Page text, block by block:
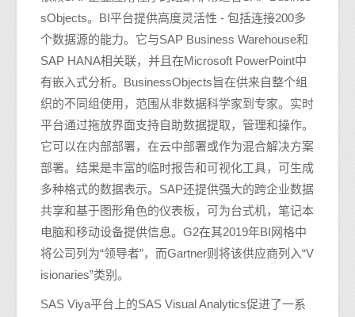
sObjects。BI平台提供高度灵活性 - 包括连接200多
个数据源的能力。它与SAP Business Warehouse和
SAP HANA相关联，并且在Microsoft PowerPoint中
有嵌入式分析。BusinessObjects旨在供来自整个组
织的不同组使用，范围从非数据科学家到专家。实时
平台通过拖放界面支持自助数据提取，管理和操作。
它可以在内部部署，在云中部署或作为混合解决方案
部署。结果是丰富的临时报告和可视化工具，可生成
多种格式的数据表示。SAP还提供强大的跨企业数据
共享和基于图形角色的仪表板，可为台式机，笔记本
电脑和移动设备提供信息。G2在其2019年BI网格中
将公司列为“领导者”，而Gartner则将该供应商列入“V
isionaries”类别。
SAS Viya平台上的SAS Visual Analytics促进了一系